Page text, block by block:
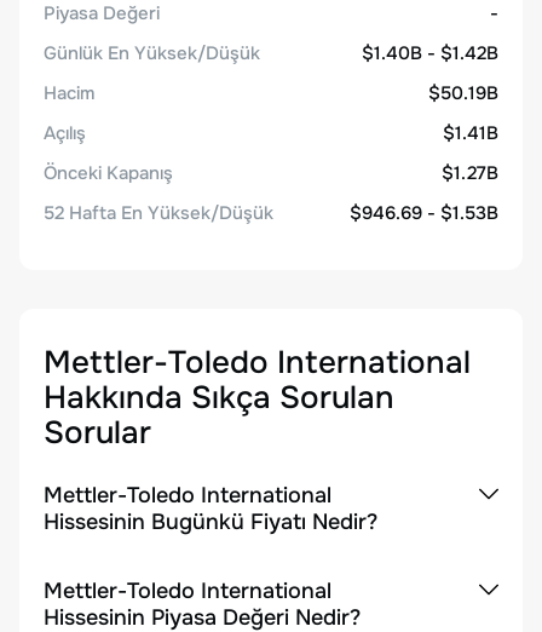
Piyasa Değeri
-
Günlük En Yüksek/Düşük
$1.40B - $1.42B
Hacim
$50.19B
Açılış
$1.41B
Önceki Kapanış
$1.27B
52 Hafta En Yüksek/Düşük
$946.69 - $1.53B
Mettler-Toledo International
Hakkında Sıkça Sorulan
Sorular
Mettler-Toledo International
Hissesinin Bugünkü Fiyatı Nedir?
Mettler-Toledo International
Hissesinin Piyasa Değeri Nedir?